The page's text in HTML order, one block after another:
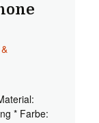
* Farbe: